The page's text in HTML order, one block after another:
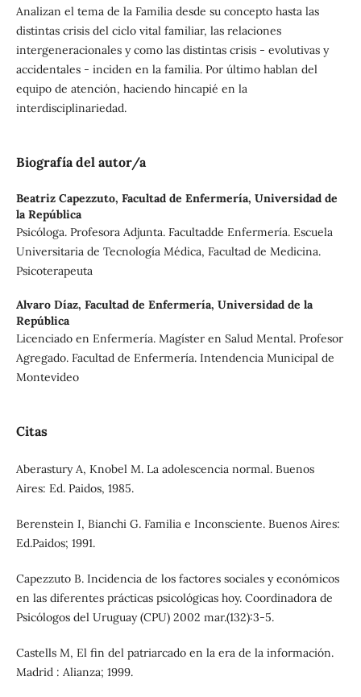
Analizan el tema de la Familia desde su concepto hasta las
distintas crisis del ciclo vital familiar, las relaciones
intergeneracionales y como las distintas crisis - evolutivas y
accidentales - inciden en la familia. Por último hablan del
equipo de atención, haciendo hincapié en la
interdisciplinariedad.
Biografía del autor/a
Beatriz Capezzuto, Facultad de Enfermería, Universidad de
la República
Psicóloga. Profesora Adjunta. Facultadde Enfermería. Escuela
Universitaria de Tecnología Médica, Facultad de Medicina.
Psicoterapeuta
Alvaro Díaz, Facultad de Enfermería, Universidad de la
República
Licenciado en Enfermería. Magíster en Salud Mental. Profesor
Agregado. Facultad de Enfermería. Intendencia Municipal de
Montevideo
Citas
Aberastury A, Knobel M. La adolescencia normal. Buenos
Aires: Ed. Paidos, 1985.
Berenstein I, Bianchi G. Familia e Inconsciente. Buenos Aires:
Ed.Paidos; 1991.
Capezzuto B. Incidencia de los factores sociales y económicos
en las diferentes prácticas psicológicas hoy. Coordinadora de
Psicólogos del Uruguay (CPU) 2002 mar.(132):3-5.
Castells M, El fin del patriarcado en la era de la información.
Madrid : Alianza; 1999.